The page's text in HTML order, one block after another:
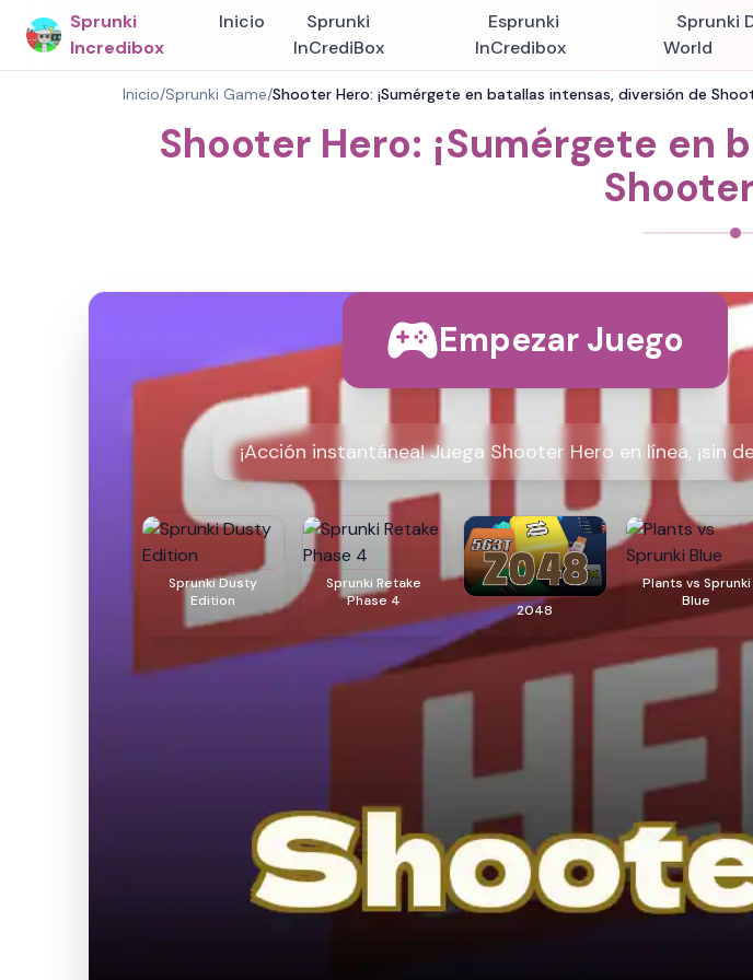
Sprunki
Incredibox
Inicio
Sprunki
InCrediBox
Esprunki
InCredibox
Sprunki
World
Inicio/Sprunki Game/Shooter Hero: ¡Sumérgete en batallas intensas, diversión de
Shooter Hero: ¡Sumérgete en
Empezar Juego
¡Acción instantánea! Juega Shooter Hero en línea, ¡sin
Sprunki Dusty
Edition
Sprunki Retake
Phase 4
2048
Plants vs Sprunki
Blue